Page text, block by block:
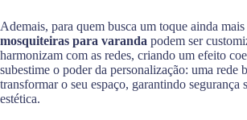
Ademais, para quem busca um toque ainda mais
mosquiteiras para varanda podem ser
harmonizam com as redes, criando um efeito
subestime o poder da personalização: uma rede
transformar o seu espaço, garantindo segurança
estética.